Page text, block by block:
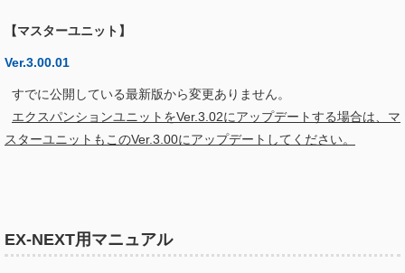
【マスターユニット】
Ver.3.00.01
すでに公開している最新版から変更ありません。
エクスパンションユニットをVer.3.02にアップデートする場合は、マ
スターユニットもこのVer.3.00にアップデートしてください。
EX-NEXT用マニュアル